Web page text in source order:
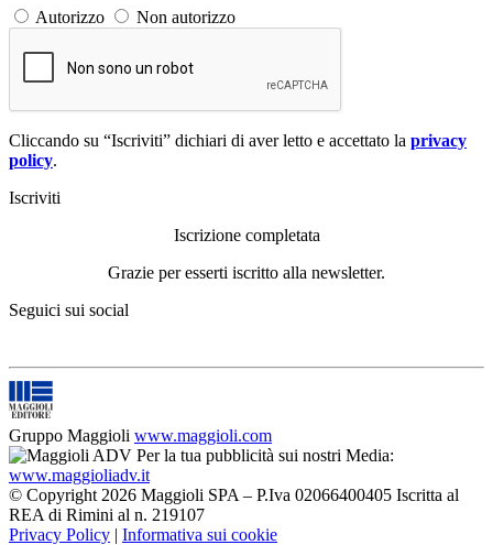
Autorizzo Non autorizzo
Cliccando su “Iscriviti” dichiari di aver letto e accettato la privacy
policy.
Iscriviti
Iscrizione completata
Grazie per esserti iscritto alla newsletter.
Seguici sui social
Gruppo Maggioli www.maggioli.com
Per la tua pubblicità sui nostri Media:
www.maggioliadv.it
© Copyright 2026 Maggioli SPA – P.Iva 02066400405 Iscritta al
REA di Rimini al n. 219107
Privacy Policy | Informativa sui cookie